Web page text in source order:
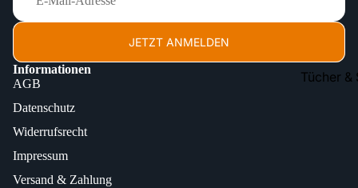
Tücher &
JETZT ANMELDEN
Informationen
AGB
Datenschutz
Widerrufsrecht
Impressum
Versand & Zahlung